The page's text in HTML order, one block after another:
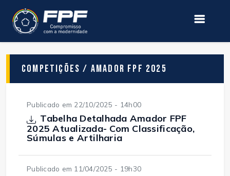
Competições / Amador FPF 2025
Publicado em 22/10/2025 - 14h00
Tabelha Detalhada Amador FPF
2025 Atualizada- Com Classificação,
Súmulas e Artilharia
Publicado em 11/04/2025 - 19h30